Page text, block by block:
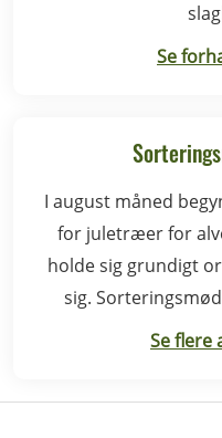
Se
I august måned
for juletræer for
holde sig grundigt
sig.
Se flere